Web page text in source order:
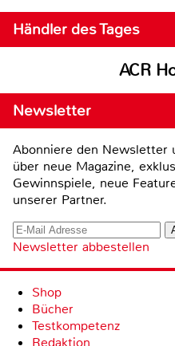
Händler des Tages
ACR
Newsletter
Abonniere den Newsletter
über neue Magazine,
Gewinnspiele, neue
unserer Partner.
Newsletter abbestellen
Shop
Bücher
Testkompetenz
Redaktion